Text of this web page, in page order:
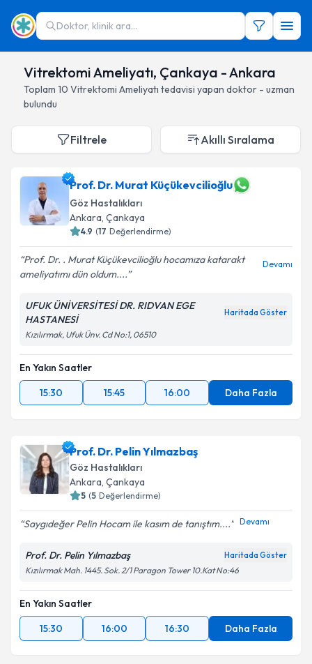
Doktor, klinik ara...
Vitrektomi Ameliyatı, Çankaya - Ankara
Toplam 10 Vitrektomi Ameliyatı tedavisi yapan doktor - uzman
bulundu
Filtrele Akıllı Sıralama
Prof. Dr. Murat Küçükevcilioğlu
Göz Hastalıkları
Ankara, Çankaya
4.9 (17 Değerlendirme)
Prof. Dr. . Murat Küçükevcilioğlu hocamıza katarakt
ameliyatımı dün oldum....
Devamı
UFUK ÜNİVERSİTESİ DR. RIDVAN EGE
HASTANESİ
Haritada Göster
Kızılırmak, Ufuk Ünv. Cd No:1, 06510
En Yakın Saatler
15:30
15:45 16:00 Daha Fazla
Prof. Dr. Pelin Yılmazbaş
Göz Hastalıkları
Ankara, Çankaya
5 (5 Değerlendirme)
Saygıdeğer Pelin Hocam ile kasım de tanıştım.... Devamı
Prof. Dr. Pelin Yılmazbaş Haritada Göster
Kızılırmak Mah. 1445. Sok. 2/1 Paragon Tower 10.Kat No:46
En Yakın Saatler
15:30
16:00 16:30 Daha Fazla